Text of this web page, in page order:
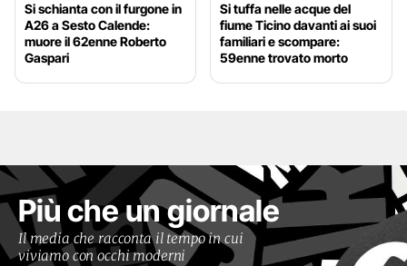
Si schianta con il furgone in
A26 a Sesto Calende:
muore il 62enne Roberto
Gaspari
Si tuffa nelle acque del
fiume Ticino davanti ai suoi
familiari e scompare:
59enne trovato morto
Più che un giornale
Il media che racconta il tempo in cui
viviamo con occhi moderni